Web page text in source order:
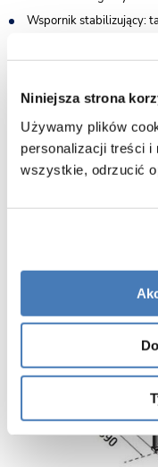
Niniejsza strona
Używamy plików
personalizacji treści i
wszystkie, odrzucić
Wspornik stabilizujący: